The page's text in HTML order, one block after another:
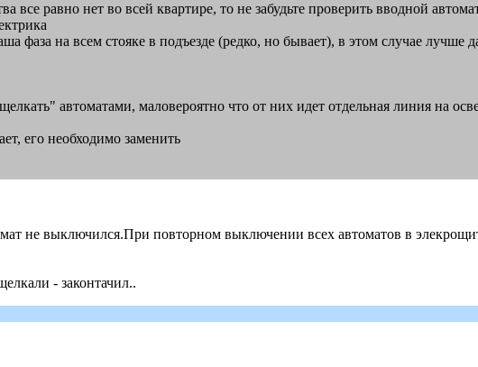
все равно нет во всей квартире, то не забудьте проверить вводной
фаза на всем стояке в подъезде (редко, но бывает), в этом случае
автоматами, маловероятно что от них идет отдельная линия на
его необходимо заменить
не выключился.При повторном выключении всех автоматов в
- законтачил..